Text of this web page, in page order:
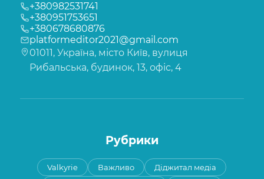
+380982531741
+380951753651
+380678680876
platformeditor2021@gmail.com
01011, Україна, місто Київ, вулиця
Рибальська, будинок, 13, офіс, 4
Рубрики
Valkyrie Важливо Діджитал медіа